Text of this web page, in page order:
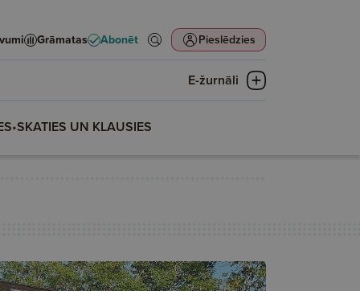
Grāmatas Abonēt Pieslēdzies
E-žurnāli
•SKATIES UN KLAUSIES